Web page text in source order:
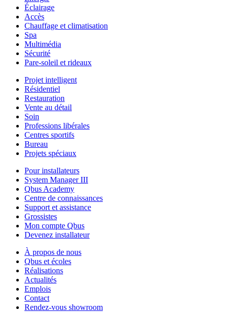
Éclairage
Accès
Chauffage et climatisation
Spa
Multimédia
Sécurité
Pare-soleil et rideaux
Projet intelligent
Résidentiel
Restauration
Vente au détail
Soin
Professions libérales
Centres sportifs
Bureau
Projets spéciaux
Pour installateurs
System Manager III
Qbus Academy
Centre de connaissances
Support et assistance
Grossistes
Mon compte Qbus
Devenez installateur
À propos de nous
Qbus et écoles
Réalisations
Actualités
Emplois
Contact
Rendez-vous showroom